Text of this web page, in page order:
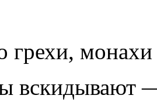
грехи, монахи
вскидывают